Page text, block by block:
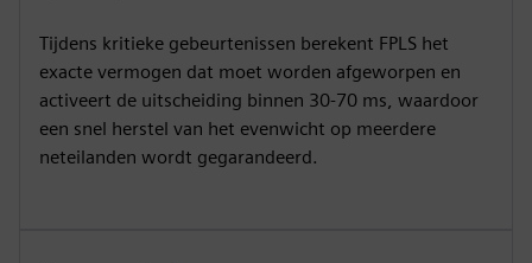
Tijdens kritieke gebeurtenissen berekent FPLS het
exacte vermogen dat moet worden afgeworpen en
activeert de uitscheiding binnen 30-70 ms, waardoor
een snel herstel van het evenwicht op meerdere
neteilanden wordt gegarandeerd.